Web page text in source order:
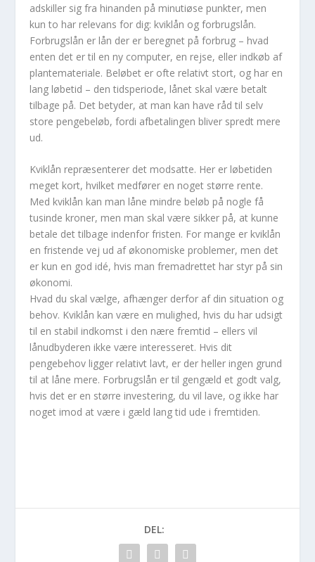
adskiller sig fra hinanden på minutiøse punkter, men
kun to har relevans for dig: kviklån og forbrugslån.
Forbrugslån er lån der er beregnet på forbrug – hvad
enten det er til en ny computer, en rejse, eller indkøb af
plantemateriale. Beløbet er ofte relativt stort, og har en
lang løbetid – den tidsperiode, lånet skal være betalt
tilbage på. Det betyder, at man kan have råd til selv
store pengebeløb, fordi afbetalingen bliver spredt mere
ud.
Kviklån repræsenterer det modsatte. Her er løbetiden
meget kort, hvilket medfører en noget større rente.
Med kviklån kan man låne mindre beløb på nogle få
tusinde kroner, men man skal være sikker på, at kunne
betale det tilbage indenfor fristen. For mange er kviklån
en fristende vej ud af økonomiske problemer, men det
er kun en god idé, hvis man fremadrettet har styr på sin
økonomi.
Hvad du skal vælge, afhænger derfor af din situation og
behov. Kviklån kan være en mulighed, hvis du har udsigt
til en stabil indkomst i den nære fremtid – ellers vil
lånudbyderen ikke være interesseret. Hvis dit
pengebehov ligger relativt lavt, er der heller ingen grund
til at låne mere. Forbrugslån er til gengæld et godt valg,
hvis det er en større investering, du vil lave, og ikke har
noget imod at være i gæld lang tid ude i fremtiden.
DEL: